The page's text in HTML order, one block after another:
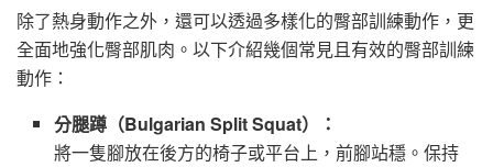
除了熱身動作之外，還可以透過多樣化的臀部訓練動作，更
全面地強化臀部肌肉。以下介紹幾個常見且有效的臀部訓練
動作：
分腿蹲（Bulgarian Split Squat）：
將一隻腳放在後方的椅子或平台上，前腳站穩。保持